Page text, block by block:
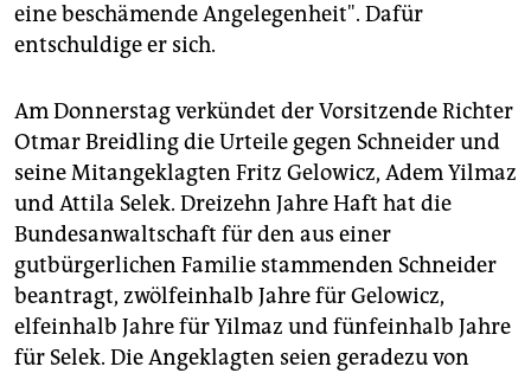
eine beschämende Angelegenheit". Dafür
entschuldige er sich.
Am Donnerstag verkündet der Vorsitzende Richter
Otmar Breidling die Urteile gegen Schneider und
seine Mitangeklagten Fritz Gelowicz, Adem Yilmaz
und Attila Selek. Dreizehn Jahre Haft hat die
Bundesanwaltschaft für den aus einer
gutbürgerlichen Familie stammenden Schneider
beantragt, zwölfeinhalb Jahre für Gelowicz,
elfeinhalb Jahre für Yilmaz und fünfeinhalb Jahre
für Selek. Die Angeklagten seien geradezu von